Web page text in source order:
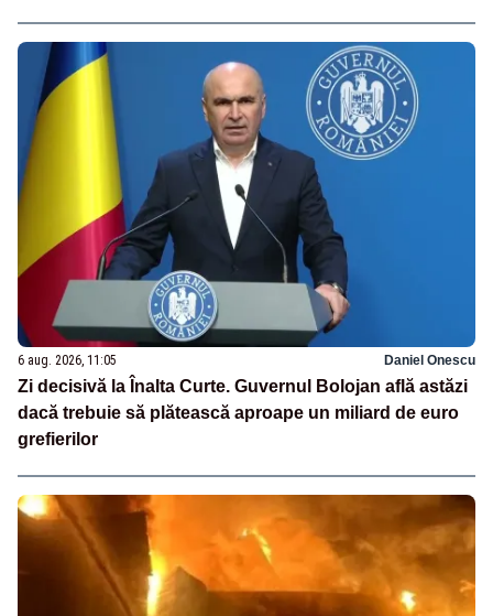
6 aug. 2026, 11:05 Daniel Onescu
Zi decisivă la Înalta Curte. Guvernul Bolojan află astăzi
dacă trebuie să plătească aproape un miliard de euro
grefierilor